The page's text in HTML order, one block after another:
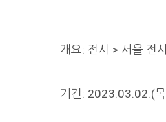
개요: 전시 > 서울 전시
기간: 2023.03.02.(